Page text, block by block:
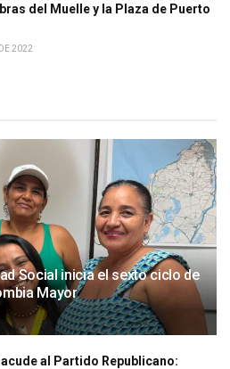
del Muelle y la Plaza de Puerto
2022
Social inicia el sexto ciclo de
Mayor
al Partido Republicano: